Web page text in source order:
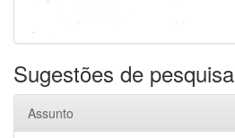
Sugestões de pesquisa
Assunto